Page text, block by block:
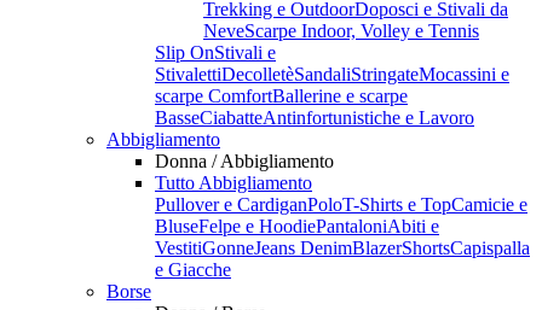
Trekking e OutdoorDoposci e Stivali da
NeveScarpe Indoor, Volley e Tennis
Slip OnStivali e
StivalettiDecolletèSandaliStringateMocassini e
scarpe ComfortBallerine e scarpe
BasseCiabatteAntinfortunistiche e Lavoro
Abbigliamento
Donna / Abbigliamento
Tutto Abbigliamento
Pullover e CardiganPoloT-Shirts e TopCamicie e
BluseFelpe e HoodiePantaloniAbiti e
VestitiGonneJeans DenimBlazerShortsCapispalla
e Giacche
Borse